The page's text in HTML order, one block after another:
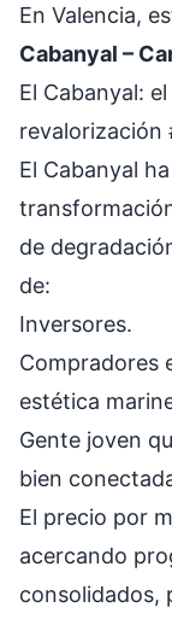
En Valencia,
Cabanyal –
El Cabanyal:
revalorización
El Cabanyal
de
de:
Inversores.
Compradores
estética
Gente joven
bien
El precio por
acercando
consolidados,